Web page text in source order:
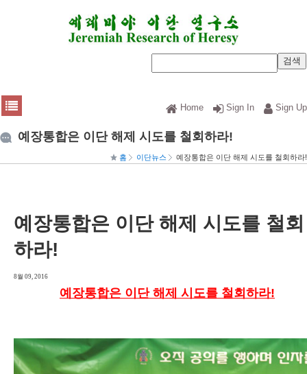
Home Sign In Sign Up
예장통합은 이단 해제 시도를 철회하라!
홈 이단뉴스 예장통합은 이단 해제 시도를 철회하라!
예장통합은 이단 해제 시도를 철회
하라!
8월 09, 2016
예장통합은 이단 해제 시도를 철회하라!